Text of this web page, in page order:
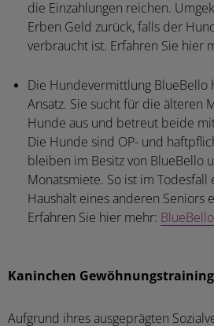
die Einzahlungen reichen.
Erben Geld zurück, falls der
verbraucht ist. Erfahren Sie hier
Die Hundevermittlung BlueBello
Ansatz. Sie sucht für die älteren
Hunde aus und betreut beide
Die Hunde sind OP- und
bleiben im Besitz von BlueBello
Monatsmiete. So ist im Todesfall
Haushalt eines anderen Seniors
Erfahren Sie hier mehr: BlueBello
Kaninchen
Aufgrund ihres ausgeprägten